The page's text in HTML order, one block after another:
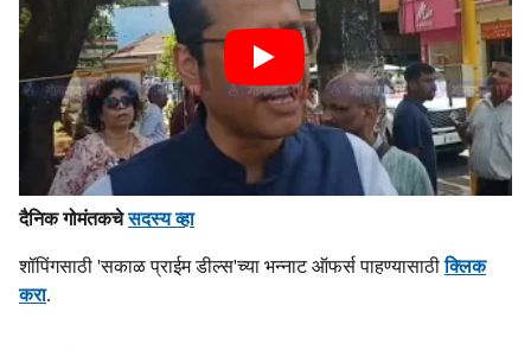
दैनिक गोमंतकचेसदस्य व्हा
शॉपिंगसाठी 'सकाळ प्राईम डील्स'च्या भन्नाट ऑफर्स पाहण्यासाठीक्लिक
करा.